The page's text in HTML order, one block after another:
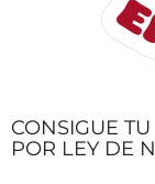
CONSIGUE
POR LEY DE